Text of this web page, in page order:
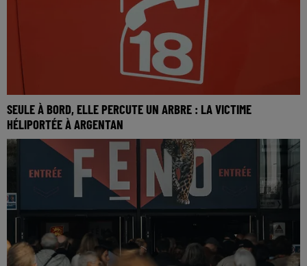
SEULE À BORD, ELLE PERCUTE UN ARBRE : LA VICTIME
HÉLIPORTÉE À ARGENTAN